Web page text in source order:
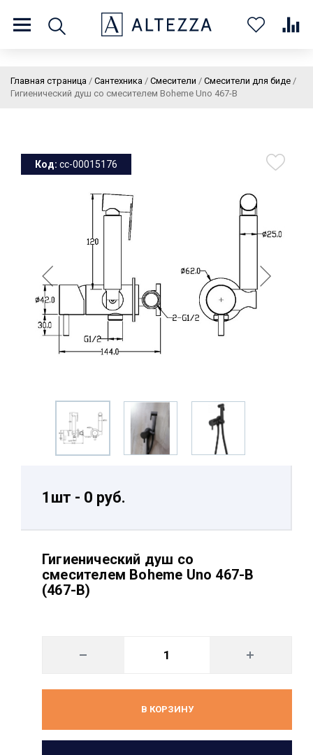
8 (800) 201 60 03 9:00 - 21:00 ПН-ВС
КонтактыКолеровка
Личный кабинет
Каталог
В
Главная страница / Сантехника / Смесители / Смесители для биде /
Гигиенический душ со смесителем Boheme Uno 467-B
Код: cc-00015176
1шт - 0 руб.
Гигиенический душ со
смесителем Boheme Uno 467-B
(467-B)
В КОРЗИНУ